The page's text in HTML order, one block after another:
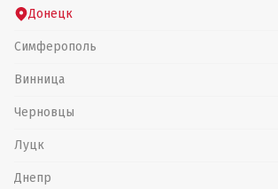
Донецк
Симферополь
Винница
Черновцы
Луцк
Днепр